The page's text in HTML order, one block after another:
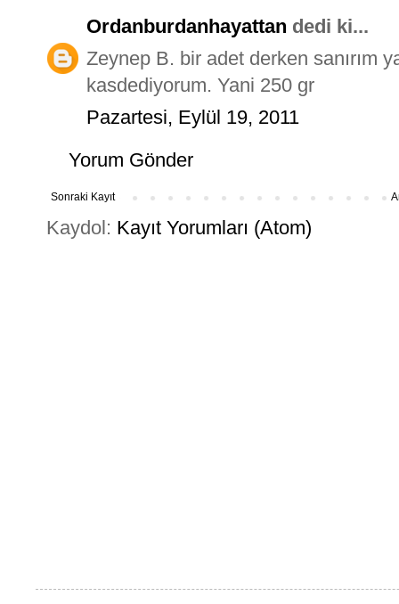
Ordanburdanhayattan dedi ki...
Zeynep B. bir adet derken sanırım
kasdediyorum. Yani 250 gr
Pazartesi, Eylül 19, 2011
Yorum Gönder
Sonraki Kayıt
Kaydol: Kayıt Yorumları (Atom)